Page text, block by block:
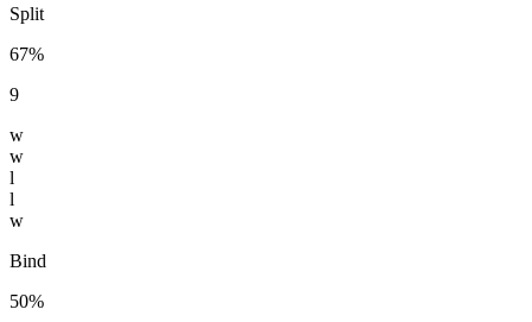
Split
67%
9
w
w
l
l
w
Bind
50%